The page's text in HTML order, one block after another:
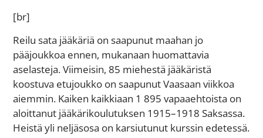
[br]
Reilu sata jääkäriä on saapunut maahan jo
pääjoukkoa ennen, mukanaan huomattavia
aselasteja. Viimeisin, 85 miehestä jääkäristä
koostuva etujoukko on saapunut Vaasaan viikkoa
aiemmin. Kaiken kaikkiaan 1 895 vapaaehtoista on
aloittanut jääkärikoulutuksen 1915–1918 Saksassa.
Heistä yli neljäsosa on karsiutunut kurssin edetessä.